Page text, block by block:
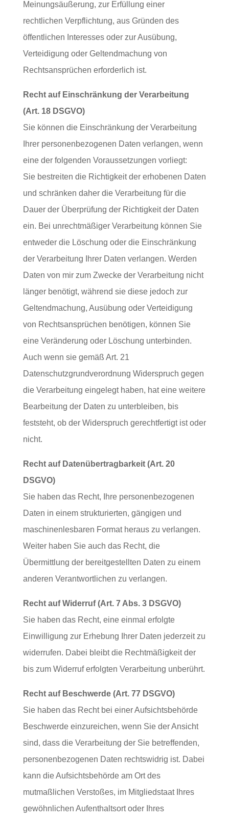
Meinungsäußerung, zur Erfüllung einer
rechtlichen Verpflichtung, aus Gründen des
öffentlichen Interesses oder zur Ausübung,
Verteidigung oder Geltendmachung von
Rechtsansprüchen erforderlich ist.
Recht auf Einschränkung der Verarbeitung
(Art. 18 DSGVO)
Sie können die Einschränkung der Verarbeitung
Ihrer personenbezogenen Daten verlangen, wenn
eine der folgenden Voraussetzungen vorliegt:
Sie bestreiten die Richtigkeit der erhobenen Daten
und schränken daher die Verarbeitung für die
Dauer der Überprüfung der Richtigkeit der Daten
ein. Bei unrechtmäßiger Verarbeitung können Sie
entweder die Löschung oder die Einschränkung
der Verarbeitung Ihrer Daten verlangen. Werden
Daten von mir zum Zwecke der Verarbeitung nicht
länger benötigt, während sie diese jedoch zur
Geltendmachung, Ausübung oder Verteidigung
von Rechtsansprüchen benötigen, können Sie
eine Veränderung oder Löschung unterbinden.
Auch wenn sie gemäß Art. 21
Datenschutzgrundverordnung Widerspruch gegen
die Verarbeitung eingelegt haben, hat eine weitere
Bearbeitung der Daten zu unterbleiben, bis
feststeht, ob der Widerspruch gerechtfertigt ist oder
nicht.
Recht auf Datenübertragbarkeit (Art. 20
DSGVO)
Sie haben das Recht, Ihre personenbezogenen
Daten in einem strukturierten, gängigen und
maschinenlesbaren Format heraus zu verlangen.
Weiter haben Sie auch das Recht, die
Übermittlung der bereitgestellten Daten zu einem
anderen Verantwortlichen zu verlangen.
Recht auf Widerruf (Art. 7 Abs. 3 DSGVO)
Sie haben das Recht, eine einmal erfolgte
Einwilligung zur Erhebung Ihrer Daten jederzeit zu
widerrufen. Dabei bleibt die Rechtmäßigkeit der
bis zum Widerruf erfolgten Verarbeitung unberührt.
Recht auf Beschwerde (Art. 77 DSGVO)
Sie haben das Recht bei einer Aufsichtsbehörde
Beschwerde einzureichen, wenn Sie der Ansicht
sind, dass die Verarbeitung der Sie betreffenden,
personenbezogenen Daten rechtswidrig ist. Dabei
kann die Aufsichtsbehörde am Ort des
mutmaßlichen Verstoßes, im Mitgliedstaat Ihres
gewöhnlichen Aufenthaltsort oder Ihres